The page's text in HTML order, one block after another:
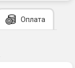
Оплата